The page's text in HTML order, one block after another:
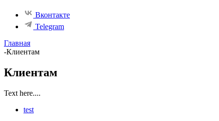
Вконтакте
Telegram
Главная
-Клиентам
Клиентам
Text here....
test